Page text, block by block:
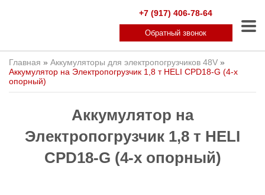
+7 (917) 406-78-64
Обратный звонок
Главная » Аккумуляторы для электропогрузчиков 48V »
Аккумулятор на Электропогрузчик 1,8 т HELI CPD18-G (4-х
опорный)
Аккумулятор на
Электропогрузчик 1,8 т HELI
CPD18-G (4-х опорный)